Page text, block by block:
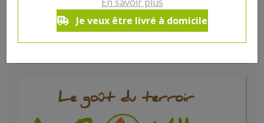
Je veux être livré à domicile
4€